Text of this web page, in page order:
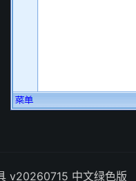
v20260715 中文绿色版